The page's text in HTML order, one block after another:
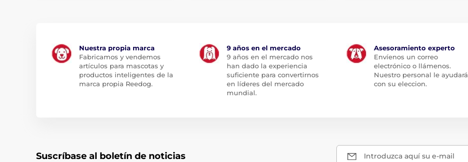
Nuestra propia marca
Fabricamos y vendemos
artículos para mascotas y
productos inteligentes de la
marca propia Reedog.
9 años en el mercado
9 años en el mercado nos
han dado la experiencia
suficiente para convertirnos
en líderes del mercado
mundial.
Asesoramiento experto
Envíenos un correo
electrónico o llámenos.
Nuestro personal le ayudará
con su eleccion.
Suscríbase al boletín de noticias Introduzca aquí su e-mail